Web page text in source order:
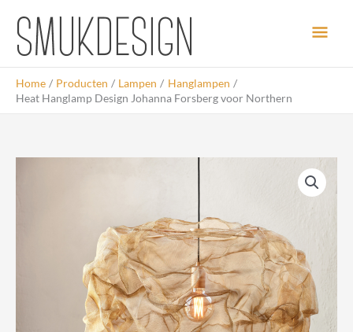
inhoud
Home Producten Lampen
Hanglampen
Heat Hanglamp Design Johanna Forsberg voor Northern